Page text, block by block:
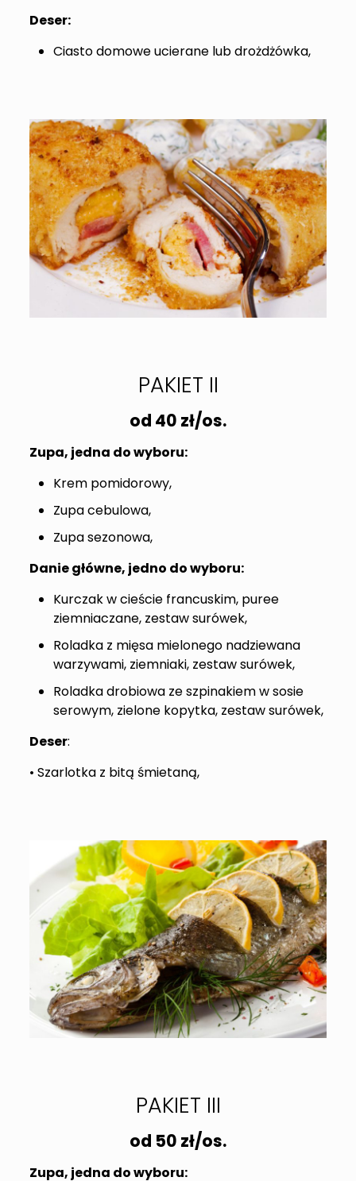
Deser:
Ciasto domowe ucierane lub drożdżówka,
PAKIET II
od 40 zł/os.
Zupa, jedna do wyboru:
Krem pomidorowy,
Zupa cebulowa,
Zupa sezonowa,
Danie główne, jedno do wyboru:
Kurczak w cieście francuskim, puree
ziemniaczane, zestaw surówek,
Roladka z mięsa mielonego nadziewana
warzywami, ziemniaki, zestaw surówek,
Roladka drobiowa ze szpinakiem w sosie
serowym, zielone kopytka, zestaw surówek,
Deser:
• Szarlotka z bitą śmietaną,
PAKIET III
od 50 zł/os.
Zupa, jedna do wyboru: